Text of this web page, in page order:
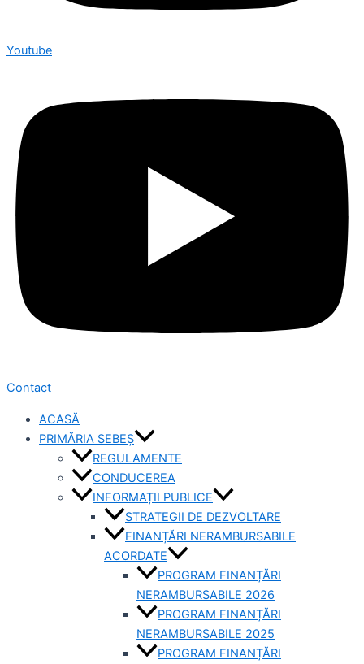
Youtube
Contact
ACASĂ
PRIMĂRIA SEBEȘ
REGULAMENTE
CONDUCEREA
INFORMAȚII PUBLICE
STRATEGII DE DEZVOLTARE
FINANȚĂRI NERAMBURSABILE
ACORDATE
PROGRAM FINANȚĂRI
NERAMBURSABILE 2026
PROGRAM FINANȚĂRI
NERAMBURSABILE 2025
PROGRAM FINANȚĂRI